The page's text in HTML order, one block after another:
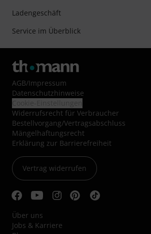
Ladengeschäft
Service im Überblick
AGB/Impressum
Datenschutzhinweise
Widerrufsrecht für Verbraucher
Bestellvorgang/Vertragsabschluss
Mängelhaftungsrecht
Erklärung zur Barrierefreiheit
Vertrag widerrufen
Über uns
Jobs & Karriere